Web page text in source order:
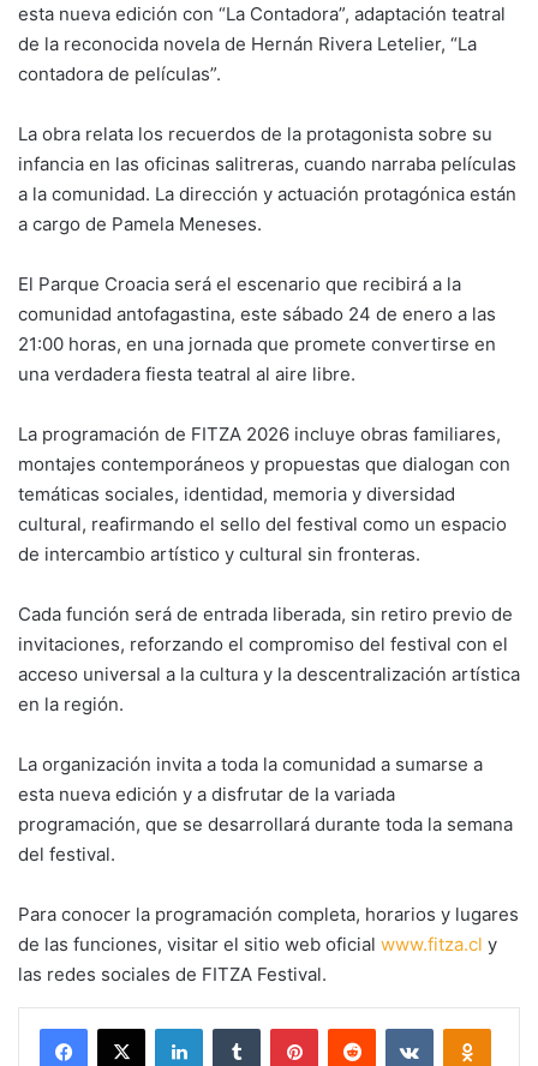
esta nueva edición con “La Contadora”, adaptación teatral
de la reconocida novela de Hernán Rivera Letelier, “La
contadora de películas”.
La obra relata los recuerdos de la protagonista sobre su
infancia en las oficinas salitreras, cuando narraba películas
a la comunidad. La dirección y actuación protagónica están
a cargo de Pamela Meneses.
El Parque Croacia será el escenario que recibirá a la
comunidad antofagastina, este sábado 24 de enero a las
21:00 horas, en una jornada que promete convertirse en
una verdadera fiesta teatral al aire libre.
La programación de FITZA 2026 incluye obras familiares,
montajes contemporáneos y propuestas que dialogan con
temáticas sociales, identidad, memoria y diversidad
cultural, reafirmando el sello del festival como un espacio
de intercambio artístico y cultural sin fronteras.
Cada función será de entrada liberada, sin retiro previo de
invitaciones, reforzando el compromiso del festival con el
acceso universal a la cultura y la descentralización artística
en la región.
La organización invita a toda la comunidad a sumarse a
esta nueva edición y a disfrutar de la variada
programación, que se desarrollará durante toda la semana
del festival.
Para conocer la programación completa, horarios y lugares
de las funciones, visitar el sitio web oficial www.fitza.cl y
las redes sociales de FITZA Festival.
Facebook
X LinkedInTumblr PinterestReddit VKontakte